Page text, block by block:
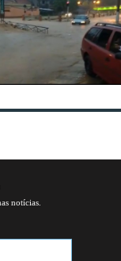
notícias.